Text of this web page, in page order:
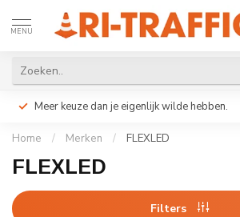
MENU
Meer keuze dan je eigenlijk wilde hebben.
Home / Merken / FLEXLED
FLEXLED
Filters